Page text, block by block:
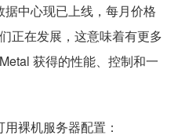
中心现已上线，每月价格
正在发展，这意味着有更多
获得的性能、控制和一
裸机服务器配置：